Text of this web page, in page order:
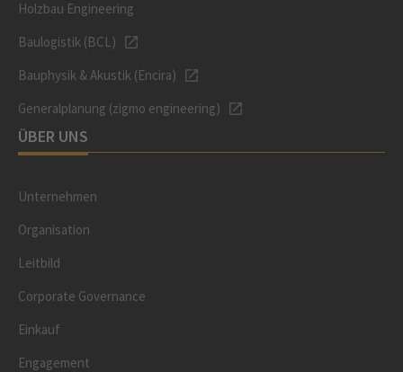
Holzbau Engineering
Baulogistik (BCL)
Bauphysik & Akustik (Encira)
Generalplanung (zigmo engineering)
ÜBER UNS
Unternehmen
Organisation
Leitbild
Corporate Governance
Einkauf
Engagement